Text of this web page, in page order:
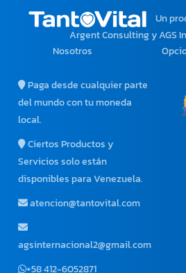
Un
Argent Consulting y AGS
Nosotros
Paga desde cualquier parte
del mundo con tu moneda
local.
Ciertos Productos y
Servicios solo están
disponibles para Venezuela.
atencion@tantovital.com
agsinternacional2@gmail.com
+58 412-6052871